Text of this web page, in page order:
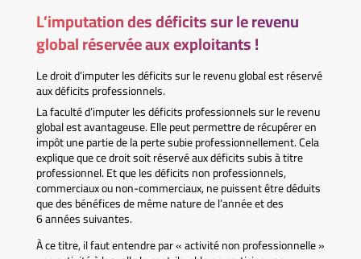
L’imputation des déficits sur le revenu
global réservée aux exploitants !
Le droit d’imputer les déficits sur le revenu global est réservé
aux déficits professionnels.
La faculté d’imputer les déficits professionnels sur le revenu
global est avantageuse. Elle peut permettre de récupérer en
impôt une partie de la perte subie professionnellement. Cela
explique que ce droit soit réservé aux déficits subis à titre
professionnel. Et que les déficits non professionnels,
commerciaux ou non-commerciaux, ne puissent être déduits
que des bénéfices de même nature de l’année et des
6 années suivantes.
À ce titre, il faut entendre par « activité non professionnelle »